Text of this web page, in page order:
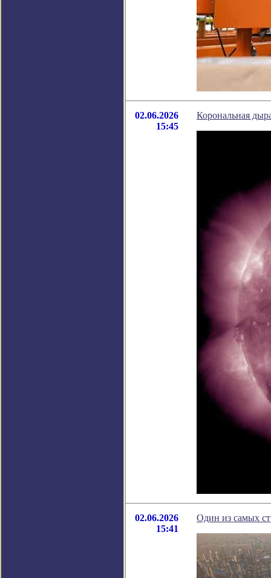
02.06.2026
15:45
Корональная
02.06.2026
15:41
Один из самых